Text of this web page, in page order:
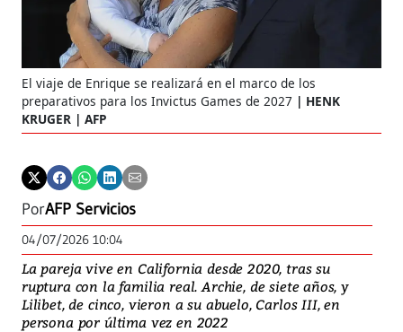
El viaje de Enrique se realizará en el marco de los
preparativos para los Invictus Games de 2027
HENK
KRUGER | AFP
PorAFP Servicios
04/07/2026 10:04
La pareja vive en California desde 2020, tras su
ruptura con la familia real. Archie, de siete años, y
Lilibet, de cinco, vieron a su abuelo, Carlos III, en
persona por última vez en 2022